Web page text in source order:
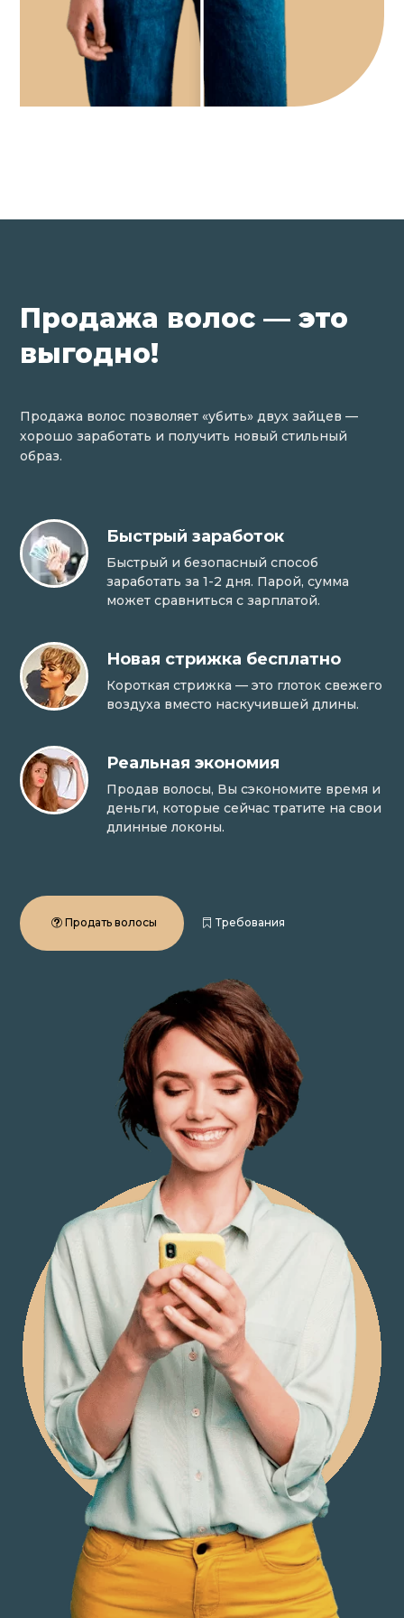
Продажа волос — это
выгодно!
Продажа волос позволяет «убить» двух зайцев —
хорошо заработать и получить новый стильный
образ.
Быстрый заработок
Быстрый и безопасный способ
заработать за 1-2 дня. Парой, сумма
может сравниться с зарплатой.
Новая стрижка бесплатно
Короткая стрижка — это глоток свежего
воздуха вместо наскучившей длины.
Реальная экономия
Продав волосы, Вы сэкономите время и
деньги, которые сейчас тратите на свои
длинные локоны.
Продать волосы Требования